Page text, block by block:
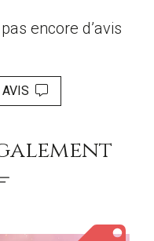
encore d’avis
AVIS